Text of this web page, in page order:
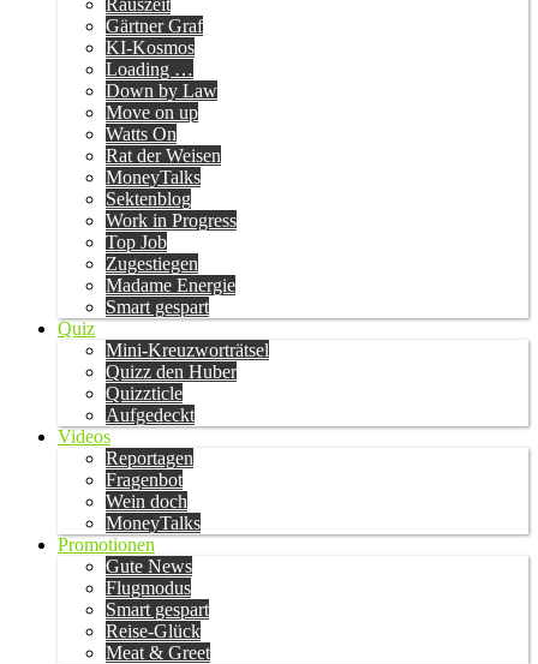
Rauszeit
Gärtner Graf
KI-Kosmos
Loading …
Down by Law
Move on up
Watts On
Rat der Weisen
MoneyTalks
Sektenblog
Work in Progress
Top Job
Zugestiegen
Madame Energie
Smart gespart
Quiz
Mini-Kreuzworträtsel
Quizz den Huber
Quizzticle
Aufgedeckt
Videos
Reportagen
Fragenbot
Wein doch
MoneyTalks
Promotionen
Gute News
Flugmodus
Smart gespart
Reise-Glück
Meat & Greet